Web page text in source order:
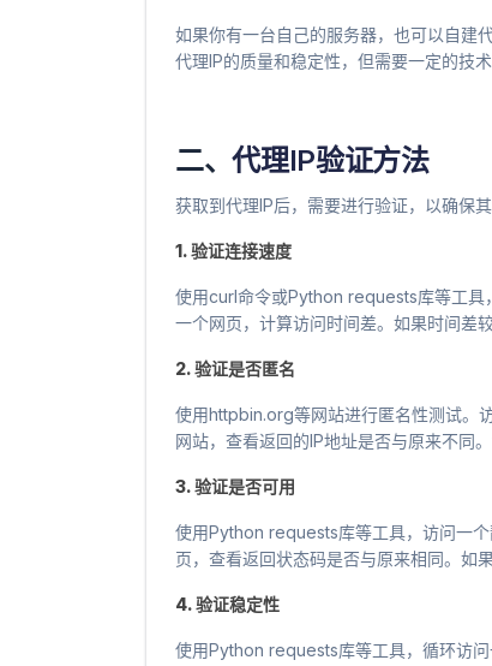
如果你有一台自己的服务器，也可以自建
代理IP的质量和稳定性，但需要一定的技术
二、代理IP验证方法
获取到代理IP后，需要进行验证，以确保其
1. 验证连接速度
使用curl命令或Python requests库等工具
一个网页，计算访问时间差。如果时间差
2. 验证是否匿名
使用httpbin.org等网站进行匿名性测试。
网站，查看返回的IP地址是否与原来不同
3. 验证是否可用
使用Python requests库等工具，访问一
页，查看返回状态码是否与原来相同。如
4. 验证稳定性
使用Python requests库等工具，循环访